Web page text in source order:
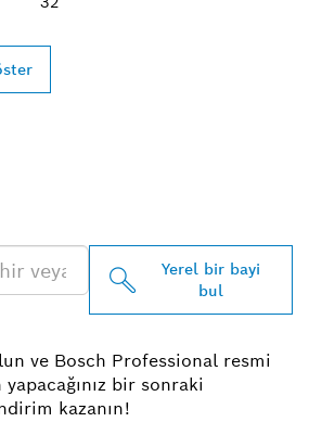
Yerel bir bayi
bul
ve Bosch Professional resmi
bir sonraki
kazanın!